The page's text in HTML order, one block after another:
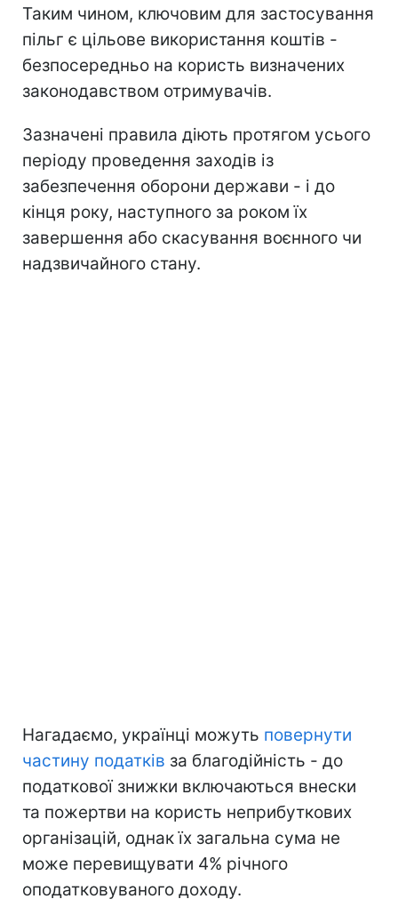
Таким чином, ключовим для застосування
пільг є цільове використання коштів -
безпосередньо на користь визначених
законодавством отримувачів.
Зазначені правила діють протягом усього
періоду проведення заходів із
забезпечення оборони держави - і до
кінця року, наступного за роком їх
завершення або скасування воєнного чи
надзвичайного стану.
Нагадаємо, українці можуть повернути
частину податків за благодійність - до
податкової знижки включаються внески
та пожертви на користь неприбуткових
організацій, однак їх загальна сума не
може перевищувати 4% річного
оподатковуваного доходу.